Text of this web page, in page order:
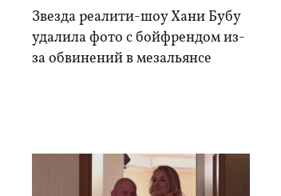
Звезда реалити-шоу Хани Бубу
удалила фото с бойфрендом из-
за обвинений в мезальянсе